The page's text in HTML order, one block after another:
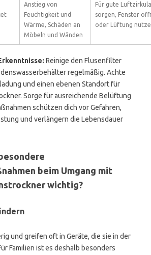
Anstieg von
Feuchtigkeit und
Wärme, Schäden an
Möbeln und Wänden
Für gute
sorgen, Fenster
oder Lüftung
Reinige den Flusenfilter
regelmäßig. Achte
und einen ebenen Standort für
Sorge für ausreichende Belüftung
schützen dich vor Gefahren,
und verlängern die Lebensdauer
beim Umgang mit
wichtig?
und greifen oft in Geräte, die sie in der
Familien ist es deshalb besonders